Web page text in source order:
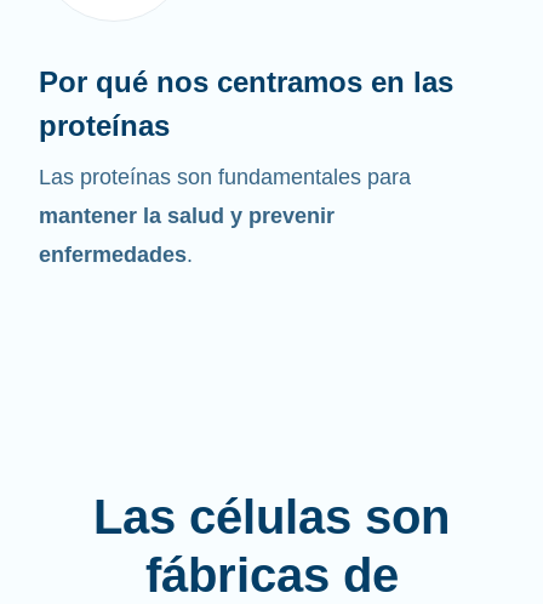
Por qué nos centramos en las
proteínas
Las proteínas son fundamentales para
mantener la salud y prevenir
enfermedades.
Las células son
fábricas de